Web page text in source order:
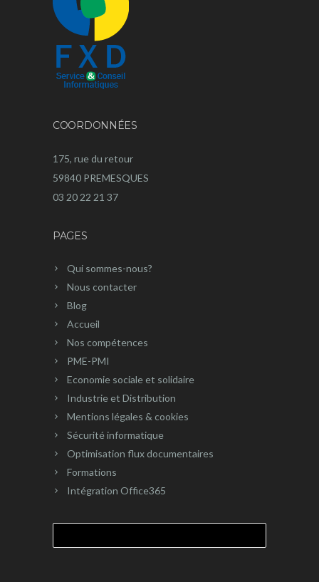
COORDONNÉES
175, rue du retour
59840 PREMESQUES
03 20 22 21 37
PAGES
Qui sommes-nous?
Nous contacter
Blog
Accueil
Nos compétences
PME-PMI
Economie sociale et solidaire
Industrie et Distribution
Mentions légales & cookies
Sécurité informatique
Optimisation flux documentaires
Formations
Intégration Office365